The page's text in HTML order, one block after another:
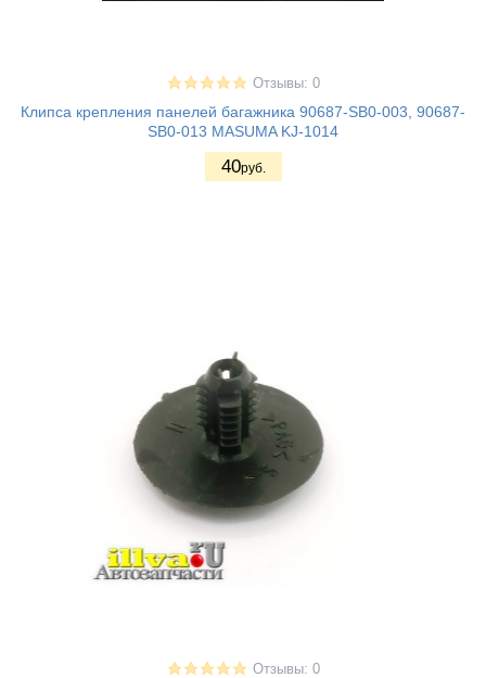
Отзывы: 0
Клипса крепления панелей багажника 90687-SB0-003, 90687-
SB0-013 MASUMA KJ-1014
40руб.
Отзывы: 0